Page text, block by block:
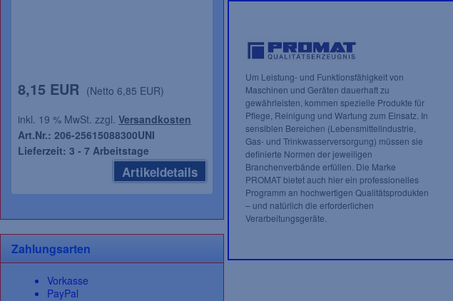
Um Leistung- und Funktionsfähigkeit von
Maschinen und Geräten dauerhaft zu
gewährleisten, kommen spezielle Produkte für
Pflege, Reinigung und Wartung zum Einsatz. In
sensiblen Bereichen (Lebensmittelindustrie,
Gas- und Trinkwasserversorgung) müssen sie
definierte Normen der jeweiligen
Branchenverbände erfüllen. Die Marke
PROMAT bietet auch hier ein professionelles
Programm an hochwertigen Qualitätsprodukten
– und natürlich die erforderlichen
Verarbeitungsgeräte.
8,15 EUR (Netto 6,85 EUR)
inkl. 19 % MwSt. zzgl. Versandkosten
Art.Nr.: 206-25615088300UNI
Lieferzeit: 3 - 7 Arbeitstage
Artikeldetails
Zahlungsarten
Vorkasse
PayPal